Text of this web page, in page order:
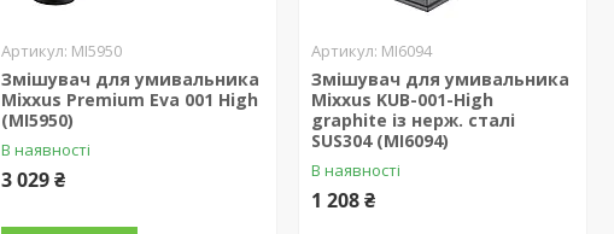
MI5950
Змішувач для умивальника
Mixxus Premium Eva 001 High
(MI5950)
В наявності
3 029 ₴
MI6094
Змішувач для умивальника
Mixxus KUB-001-High
graphite із нерж. сталі
SUS304 (MI6094)
В наявності
1 208 ₴